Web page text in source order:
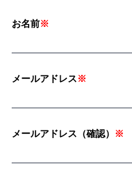
お名前※
メールアドレス※
メールアドレス（確認） ※